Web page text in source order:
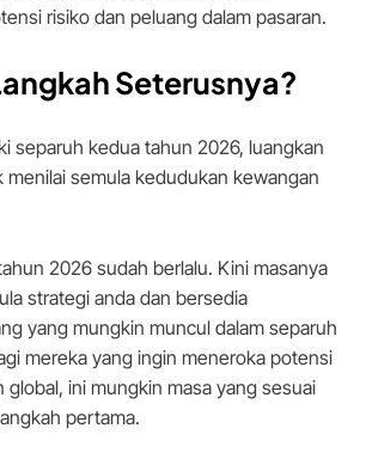
risiko dan peluang dalam pasaran.
Seterusnya?
separuh kedua tahun 2026, luangkan
semula kedudukan kewangan
2026 sudah berlalu. Kini masanya
strategi anda dan bersedia
yang mungkin muncul dalam separuh
mereka yang ingin meneroka potensi
global, ini mungkin masa yang sesuai
pertama.